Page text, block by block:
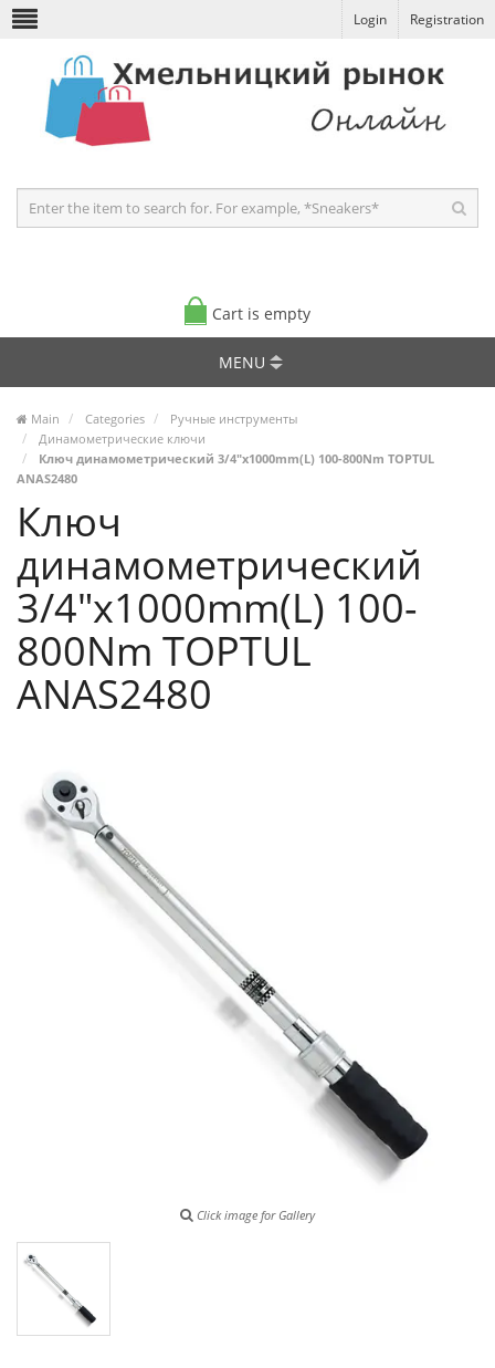
Login Registration
Cart is empty
MENU
Main Categories
Ручные инструменты
Динамометрические ключи
Ключ динамометрический 3/4"x1000mm(L) 100-800Nm TOPTUL
ANAS2480
Ключ
динамометрический
3/4"x1000mm(L) 100-
800Nm TOPTUL
ANAS2480
Click image for Gallery